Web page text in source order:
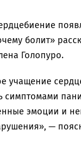
болит»
Голопуро.
учащение
симптомами
эмоции и
—